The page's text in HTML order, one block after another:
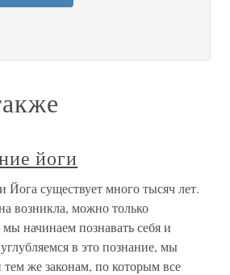
йоги
Йога существует много тысяч лет.
возникла, можно только
мы начинаем познавать себя и
в это познание, мы
же законам, по которым все